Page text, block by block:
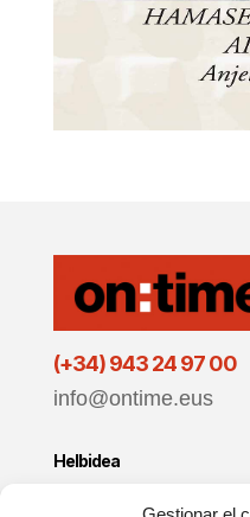
(+34) 943 24 97 00
info@ontime.eus
Helbidea